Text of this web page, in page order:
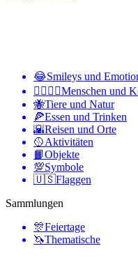
😂Smileys und
👩‍❤️‍💋‍👨Menschen und
🐝Tiere und Natur
🍕Essen und Trinken
🌇Reisen und Orte
🥎Aktivitäten
📙Objekte
💯Symbole
🇺🇸Flaggen
Sammlungen
🎊Feiertage
🦄Thematische